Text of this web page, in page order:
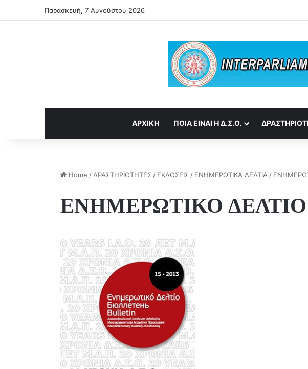
Παρασκευή, 7 Αυγούστου 2026
ΑΡΧΙΚΗ ΠΟΙΑ ΕΙΝΑΙ Η Δ.Σ.Ο.
Home / ΔΡΑΣΤΗΡΙΟΤΗΤΕΣ / ΕΚΔΟΣΕΙΣ / ΕΝΗΜΕΡΩΤΙΚΑ ΔΕΛΤΙΑ /
ΕΝΗΜΕΡΩΤΙΚΟ ΔΕΛΤΙΟ